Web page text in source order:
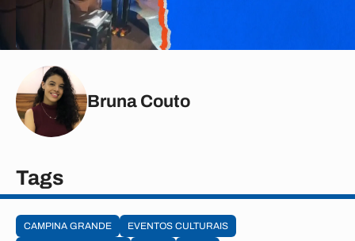
Bruna Couto
Tags
CAMPINA GRANDE
EVENTOS CULTURAIS